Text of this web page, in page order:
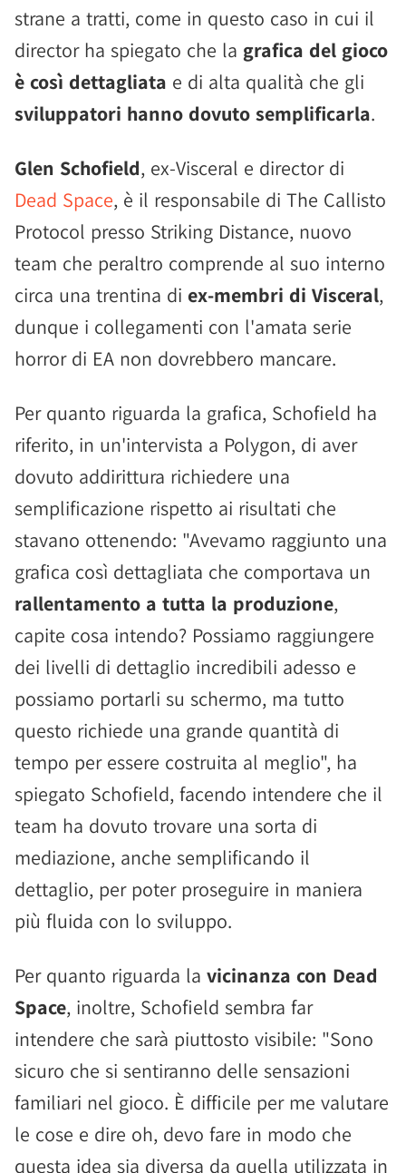
strane a tratti, come in questo caso in cui il
director ha spiegato che la grafica del gioco
è così dettagliata e di alta qualità che gli
sviluppatori hanno dovuto semplificarla.
Glen Schofield, ex-Visceral e director di
Dead Space, è il responsabile di The Callisto
Protocol presso Striking Distance, nuovo
team che peraltro comprende al suo interno
circa una trentina di ex-membri di Visceral,
dunque i collegamenti con l'amata serie
horror di EA non dovrebbero mancare.
Per quanto riguarda la grafica, Schofield ha
riferito, in un'intervista a Polygon, di aver
dovuto addirittura richiedere una
semplificazione rispetto ai risultati che
stavano ottenendo: "Avevamo raggiunto una
grafica così dettagliata che comportava un
rallentamento a tutta la produzione,
capite cosa intendo? Possiamo raggiungere
dei livelli di dettaglio incredibili adesso e
possiamo portarli su schermo, ma tutto
questo richiede una grande quantità di
tempo per essere costruita al meglio", ha
spiegato Schofield, facendo intendere che il
team ha dovuto trovare una sorta di
mediazione, anche semplificando il
dettaglio, per poter proseguire in maniera
più fluida con lo sviluppo.
Per quanto riguarda la vicinanza con Dead
Space, inoltre, Schofield sembra far
intendere che sarà piuttosto visibile: "Sono
sicuro che si sentiranno delle sensazioni
familiari nel gioco. È difficile per me valutare
le cose e dire oh, devo fare in modo che
questa idea sia diversa da quella utilizzata in